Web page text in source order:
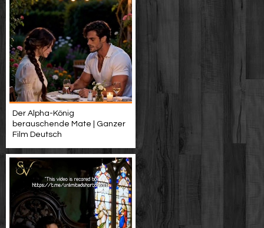
Der Alpha-König
berauschende Mate | Ganzer
Film Deutsch